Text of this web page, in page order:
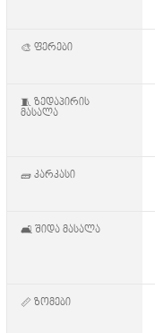
🎨 ფერები
🧵 ზედაპირის
მასალა
🧱 კარკასი
🛋️ შიდა მასალა
📏 ზომები